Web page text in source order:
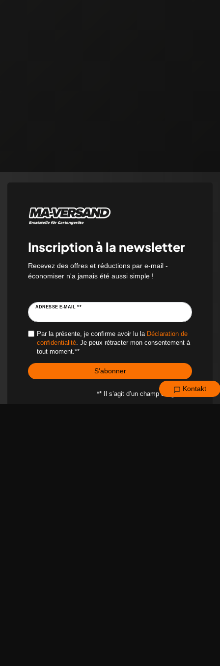
Kontakt
Inscription à la newsletter
Recevez des offres et réductions par e-mail -
économiser n'a jamais été aussi simple !
ADRESSE E-MAIL **
Par la présente, je confirme avoir lu la Déclaration de
confidentialité. Je peux rétracter mon consentement à
tout moment.**
S’abonner
** Il s’agit d’un champ obligatoire.